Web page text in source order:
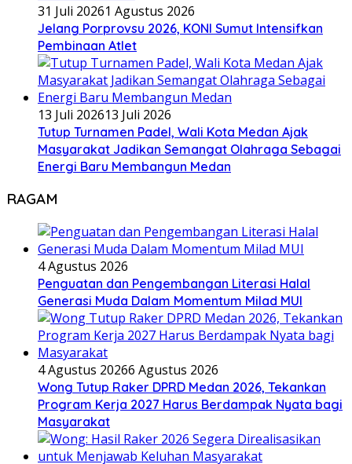
31 Juli 20261 Agustus 2026
Jelang Porprovsu 2026, KONI Sumut Intensifkan
Pembinaan Atlet
13 Juli 202613 Juli 2026
Tutup Turnamen Padel, Wali Kota Medan Ajak
Masyarakat Jadikan Semangat Olahraga Sebagai
Energi Baru Membangun Medan
RAGAM
4 Agustus 2026
Penguatan dan Pengembangan Literasi Halal
Generasi Muda Dalam Momentum Milad MUI
4 Agustus 20266 Agustus 2026
Wong Tutup Raker DPRD Medan 2026, Tekankan
Program Kerja 2027 Harus Berdampak Nyata bagi
Masyarakat